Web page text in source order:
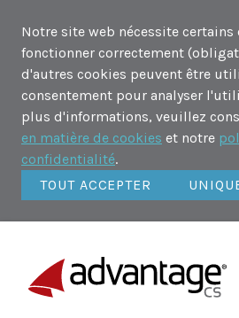
Notre site web nécessite
fonctionner correctement
d'autres cookies peuvent être
consentement pour analyser
plus d'informations, veuillez
en matière de cookies et notre
confidentialité.
TOUT ACCEPTER